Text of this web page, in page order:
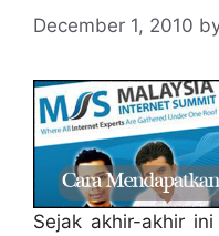
December 1, 2010
Sejak akhir-akhir